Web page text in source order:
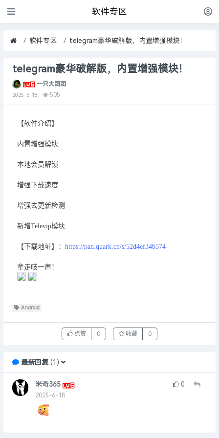
软件专区
软件专区 telegram豪华破解版，内置增强模块！
telegram豪华破解版，内置增强模块！
一只大团团
2025-6-18 505
【软件介绍】
内置增强模块
本地会员解锁
增强下载速度
增强去更新检测
新增Televip模块
【下载地址】： https://pan.quark.cn/s/52d4ef34b574
拿走吱一声！
Android
点赞 0 收藏 0
最新回复(1 )
米奇365
2025-6-18
0